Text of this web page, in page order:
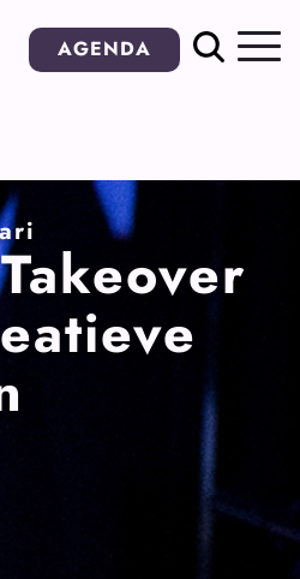
AGENDA